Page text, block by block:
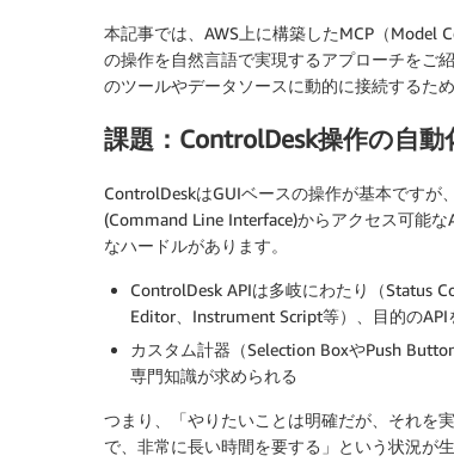
本記事では、AWS上に構築したMCP（Model
の操作を自然言語で実現するアプローチをご
のツールやデータソースに動的に接続するた
課題：ControlDesk操作の自
ControlDeskはGUIベースの操作が基本ですが
(Command Line Interface)からアクセス可能
なハードルがあります。
ControlDesk APIは多岐にわたり（Status
Editor、Instrument Script等）、目的のAPI
カスタム計器（Selection BoxやPush
専門知識が求められる
つまり、「やりたいことは明確だが、それを
で、非常に長い時間を要する」という状況が生